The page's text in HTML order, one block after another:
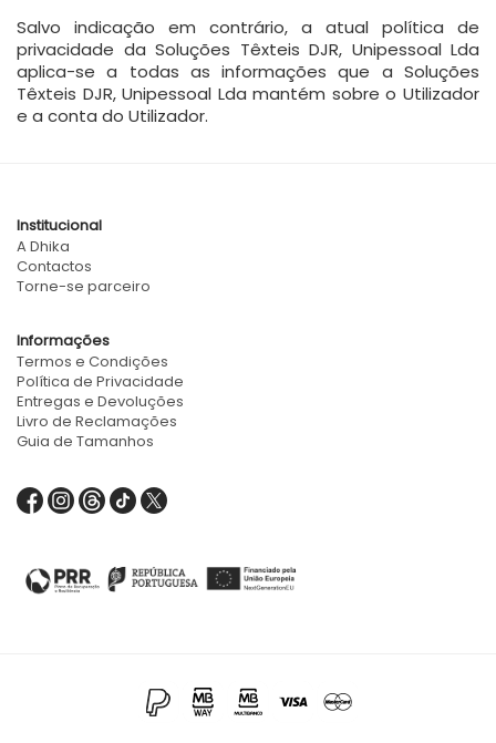
Salvo indicação em contrário, a atual política de
privacidade da Soluções Têxteis DJR, Unipessoal Lda
aplica-se a todas as informações que a Soluções
Têxteis DJR, Unipessoal Lda mantém sobre o Utilizador
e a conta do Utilizador.
Institucional
A Dhika
Contactos
Torne-se parceiro
Informações
Termos e Condições
Política de Privacidade
Entregas e Devoluções
Livro de Reclamações
Guia de Tamanhos